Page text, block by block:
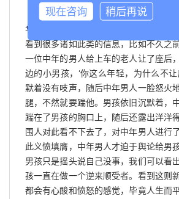
很多人会说都是这是假的，电
华，毕竟无巧不成书，可在网络日益发
看到很多诸如此类的信息，比如不久之
一位中年的男人给上车的老人让了座后
边的小男孩，‘你这么年轻，为什么不
默着没有吱声，随后中年男人一脸怒火
腿，不然就要踹他。男孩依旧沉默着，
踹在了男孩的胸口上，随后还露出洋洋
围人对此看不下去了，对中年男人进行
此义愤填膺，中年男人才迫于舆论给男
男孩只是摇头说自己没事，我们可以看
孩一直在做一个逆来顺受者。看到这则
都会有心酸和愤怒的感觉，毕竟人生而
现在咨询 稍后再说